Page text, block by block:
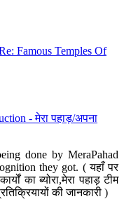
Famous Temples Of
- मेरा पहाड़/अपना
done by MeraPahad
they got. ( यहाँ पर
का ब्योरा,मेरा पहाड़ टीम
की जानकारी )